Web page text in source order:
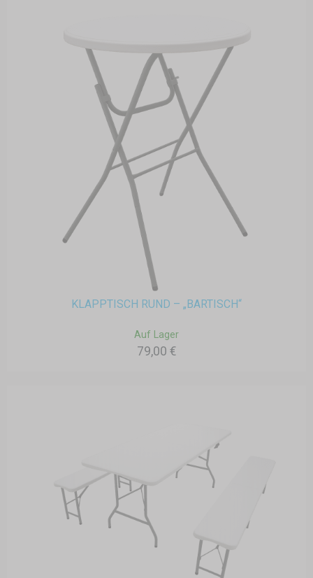
KLAPPTISCH RUND – „BARTISCH“
Auf Lager
79,00 €